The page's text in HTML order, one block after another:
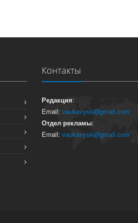
Контакты
Редакция:
Email: vaukavysk@gmail.com
Отдел рекламы:
Email: vaukavysk@gmail.com